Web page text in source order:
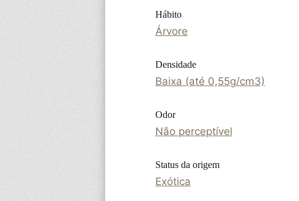
Hábito
Árvore
Densidade
Baixa (até 0,55g/cm3)
Odor
Não perceptível
Status da origem
Exótica